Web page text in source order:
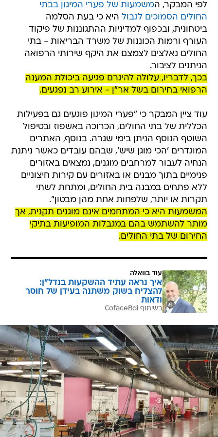
לפי המבקר, המשמעות של פערי המיגון בבתי
החולים הסמוכים לגבול היא כי בעת הסלמה
ביטחונית, ובכפוף למדיניות ההתגוננות של פיקוד
העורף ורמות הכוננות של משרד הבריאות - בתי
החולים נאלצים לצמצם את היקף שירותי הרפואה
הניתנים לציבור.
בכך, לדבריו, עלולה להיגרם פגיעה ביכולת המענה
הרפואי בחירום בשל אר"ן - אירוע רב נפגעים.
עוד ציין המבקר כי "פערי המיגון פוגעים גם בפעילות
הכללית של בתי החולים, הכרוכה באשפוז ובטיפול
השוטף הנוסף הניתן בימי שגרה. בנוסף, האתרים
המוגדרים 'הכי מוגן שיש', שבהם עובדים כאשר ניתנת
הנחיה לעבור למרחבים מוגנים, נמצאים באזורים
פנימיים בתוך מבנים או באזורים עם קירות חיצוניים
ללא פתחים במבנה בית החולים, ומתחת לשתי
תקרות או יותר, שלפחות אחת מהן מבטון".
המשמעות היא כי המתחמים אינם מוגנים תקנית, אך
מותר להשתמש בהם במגבלות המופיעות בתיקי
החירום של בתי החולים.
עוד בוואלה
איך נראה עתיד ההשקעות בנדל"ן:
להצליח בשוק משתנה בעידן של חוסר
ודאות
בשיתוף CofaceBdi